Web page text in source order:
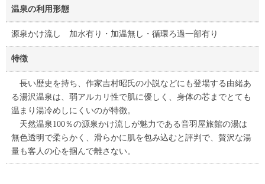
温泉の利用形態
源泉かけ流し 加水有り・加温無し・循環ろ過一部有り
特徴
長い歴史を持ち、作家吉村昭氏の小説などにも登場する由緒あ
る湯沢温泉は、弱アルカリ性で肌に優しく、身体の芯までとても
温まり湯冷めしにくいのが特徴。
天然温泉100％の源泉かけ流しが魅力である音羽屋旅館の湯は
無色透明で柔らかく、滑らかに肌を包み込むと評判で、贅沢な湯
量も客人の心を掴んで離さない。